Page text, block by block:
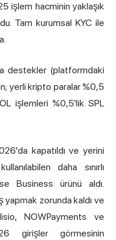
işlem hacminin yaklaşık
Tam kurumsal KYC ile
destekler (platformdaki
yerli kripto paralar %0,5
işlemleri %0,5'lik SPL
kapatıldı ve yerini
daha sınırlı
Business ürünü aldı.
yapmak zorunda kaldı ve
NOWPayments ve
girişler görmesinin